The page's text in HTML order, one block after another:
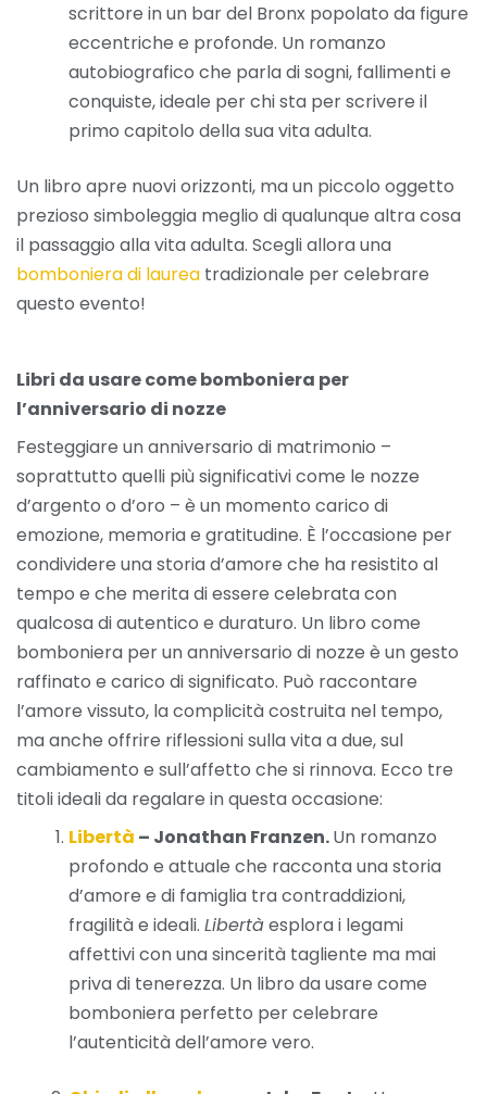
scrittore in un bar del Bronx popolato da figure
eccentriche e profonde. Un romanzo
autobiografico che parla di sogni, fallimenti e
conquiste, ideale per chi sta per scrivere il
primo capitolo della sua vita adulta.
Un libro apre nuovi orizzonti, ma un piccolo oggetto
prezioso simboleggia meglio di qualunque altra cosa
il passaggio alla vita adulta. Scegli allora una
bomboniera di laurea tradizionale per celebrare
questo evento!
Libri da usare come bomboniera per
l’anniversario di nozze
Festeggiare un anniversario di matrimonio –
soprattutto quelli più significativi come le nozze
d’argento o d’oro – è un momento carico di
emozione, memoria e gratitudine. È l’occasione per
condividere una storia d’amore che ha resistito al
tempo e che merita di essere celebrata con
qualcosa di autentico e duraturo. Un libro come
bomboniera per un anniversario di nozze è un gesto
raffinato e carico di significato. Può raccontare
l’amore vissuto, la complicità costruita nel tempo,
ma anche offrire riflessioni sulla vita a due, sul
cambiamento e sull’affetto che si rinnova. Ecco tre
titoli ideali da regalare in questa occasione:
Libertà – Jonathan Franzen.Un romanzo
profondo e attuale che racconta una storia
d’amore e di famiglia tra contraddizioni,
fragilità e ideali. Libertàesplora i legami
affettivi con una sincerità tagliente ma mai
priva di tenerezza. Un libro da usare come
bomboniera perfetto per celebrare
l’autenticità dell’amore vero.